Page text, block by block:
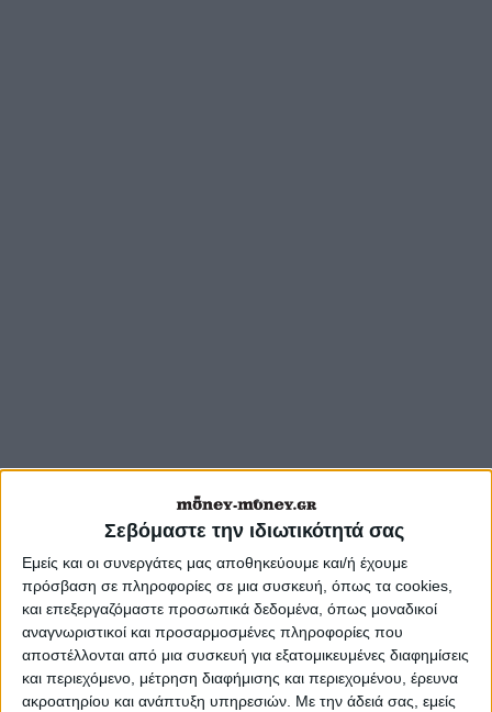
Σεβόμαστε την ιδιωτικότητά σας
Εμείς και οι συνεργάτες μας αποθηκεύουμε και/ή έχουμε
πρόσβαση σε πληροφορίες σε μια συσκευή, όπως τα cookies,
και επεξεργαζόμαστε προσωπικά δεδομένα, όπως μοναδικοί
αναγνωριστικοί και προσαρμοσμένες πληροφορίες που
αποστέλλονται από μια συσκευή για εξατομικευμένες διαφημίσεις
και περιεχόμενο, μέτρηση διαφήμισης και περιεχομένου, έρευνα
ακροατηρίου και ανάπτυξη υπηρεσιών. Με την άδειά σας, εμείς
Όπως προκύπτει από την εγκύκλιο, οι
διατάξεις για τα περίφημα "αναλογικά
τέλη κυκλοφορίας" κρύβουν παγίδες
για τους κατόχους των οχημάτων. Κατ’
αρχήν, τα αναλογικά τέλη, μόνο
αναλογικά δεν θα είναι καθώς θα